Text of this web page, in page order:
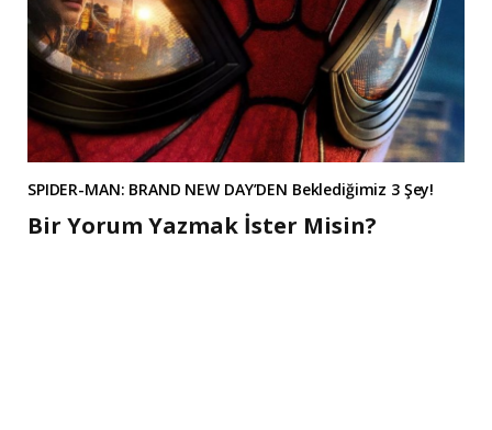
SPIDER-MAN: BRAND NEW DAY’DEN Beklediğimiz 3 Şey!
Bir Yorum Yazmak İster Misin?